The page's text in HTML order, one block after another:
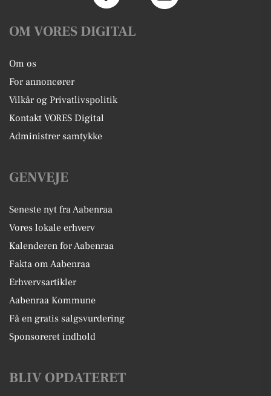
OM VORES DIGITAL
Om os
For annoncører
Vilkår og Privatlivspolitik
Kontakt VORES Digital
Administrer samtykke
GENVEJE
Seneste nyt fra Aabenraa
Vores lokale erhverv
Kalenderen for Aabenraa
Fakta om Aabenraa
Erhvervsartikler
Aabenraa Kommune
Få en gratis salgsvurdering
Sponsoreret indhold
BLIV OPDATERET